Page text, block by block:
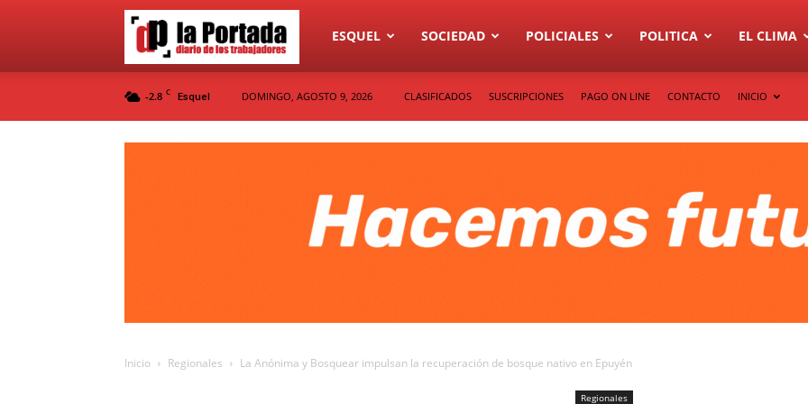
Diario
ESQUEL SOCIEDAD POLICIALES POLITICA EL CLIMA
-2.8 C Esquel DOMINGO, AGOSTO 9, 2026 CLASIFICADOS SUSCRIPCIONES PAGO ON LINE CONTACTO INICIO
Inicio Regionales La Anónima y Bosquear impulsan la recuperación de bosque nativo en Epuyén
Regionales